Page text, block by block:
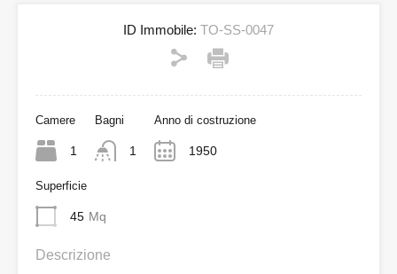
ID Immobile: TO-SS-0047
Camere
1
Bagni
1
Anno di costruzione
1950
Superficie
45 Mq
Descrizione